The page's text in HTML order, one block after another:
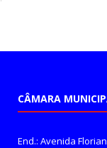
CÂMARA
End.: Avenida